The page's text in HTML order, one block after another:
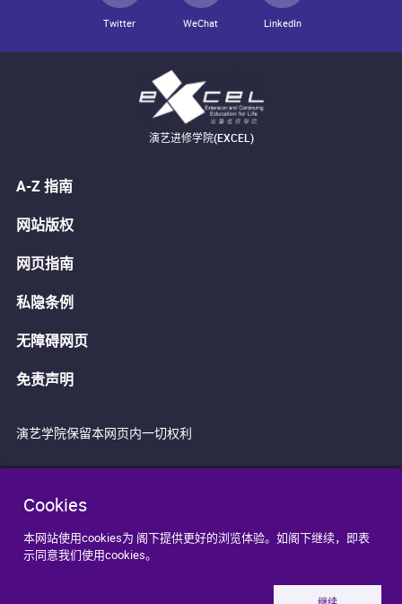
Cookies
本网站使用cookies为 阁下提供更好的浏览体验。如阁下继续，即表
示同意我们使用cookies。
Twitter WeChat LinkedIn
演艺进修学院(EXCEL)
A-Z 指南
网站版权
网页指南
私隐条例
无障碍网页
免责声明
演艺学院保留本网页内一切权利